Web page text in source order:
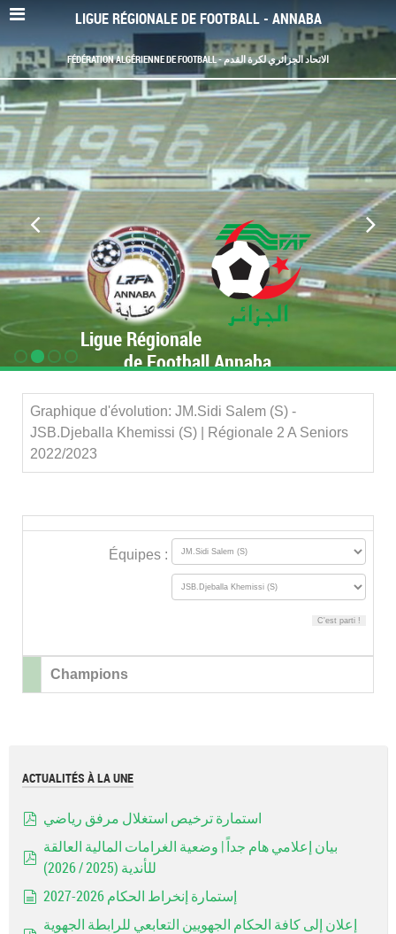
LIGUE RÉGIONALE DE FOOTBALL - ANNABA
FÉDÉRATION ALGÉRIENNE DE FOOTBALL - الاتحاد الجزائري لكرة القدم
Ligue Régionale
de Football Annaba
Graphique d'évolution: JM.Sidi Salem (S) -
JSB.Djeballa Khemissi (S) | Régionale 2 A Seniors
2022/2023
Équipes :
Champions
ACTUALITÉS À LA UNE
استمارة ترخيص استغلال مرفق رياضي
pdf
بيان إعلامي هام جداً | وضعية الغرامات المالية العالقة
للأندية (2025 / 2026)
إستمارة إنخراط الحكام 2026-2027
إعلان إلى كافة الحكام الجهويين التعابعي للرابطة الجهوية